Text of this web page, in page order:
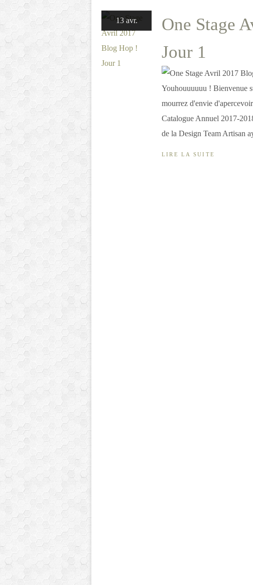
13 avr.
One Stage
Jour 1
Youhouuuuuu ! Bienvenue
mourrez d'envie
Catalogue Annuel 2017-
de la Design Team Artisan
LIRE LA SUITE